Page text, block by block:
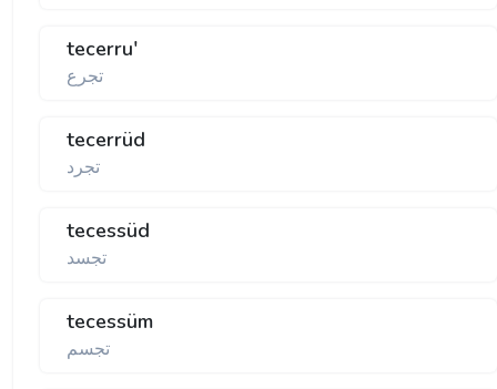
tecerru'
تجرع
tecerrüd
تجرد
tecessüd
تجسد
tecessüm
تجسم